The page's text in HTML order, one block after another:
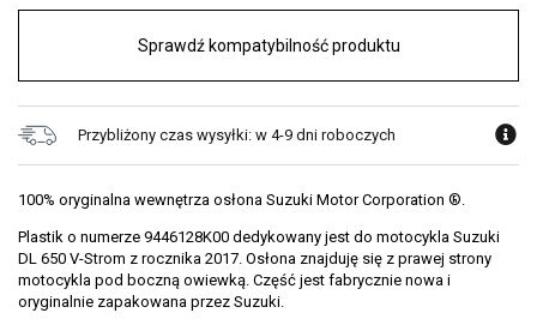
Sprawdź kompatybilność produktu
Przybliżony czas wysyłki: w 4-9 dni roboczych
100% oryginalna wewnętrza osłona Suzuki Motor Corporation ®.
Plastik o numerze 9446128K00 dedykowany jest do motocykla Suzuki
DL 650 V-Strom z rocznika 2017. Osłona znajduję się z prawej strony
motocykla pod boczną owiewką. Część jest fabrycznie nowa i
oryginalnie zapakowana przez Suzuki.